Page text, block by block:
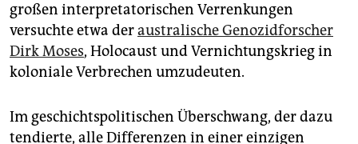
großen interpretatorischen Verrenkungen
versuchte etwa deraustralische Genozidforscher
Dirk Moses, Holocaust und Vernichtungskrieg in
koloniale Verbrechen umzudeuten.
Im geschichtspolitischen Überschwang, der dazu
tendierte, alle Differenzen in einer einzigen